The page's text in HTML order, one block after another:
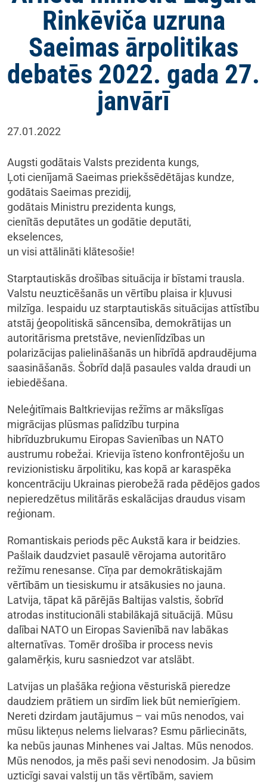
Rinkēviča uzruna
Saeimas ārpolitikas
debatēs 2022. gada 27.
janvārī
27.01.2022
Augsti godātais Valsts prezidenta kungs,
Ļoti cienījamā Saeimas priekšsēdētājas kundze,
godātais Saeimas prezidij,
godātais Ministru prezidenta kungs,
cienītās deputātes un godātie deputāti,
ekselences,
un visi attālināti klātesošie!
Starptautiskās drošības situācija ir bīstami trausla.
Valstu neuzticēšanās un vērtību plaisa ir kļuvusi
milzīga. Iespaidu uz starptautiskās situācijas attīstību
atstāj ģeopolitiskā sāncensība, demokrātijas un
autoritārisma pretstāve, nevienlīdzības un
polarizācijas palielināšanās un hibrīdā apdraudējuma
saasināšanās. Šobrīd daļā pasaules valda draudi un
iebiedēšana.
Neleģitīmais Baltkrievijas režīms ar mākslīgas
migrācijas plūsmas palīdzību turpina
hibrīduzbrukumu Eiropas Savienības un NATO
austrumu robežai. Krievija īsteno konfrontējošu un
revizionistisku ārpolitiku, kas kopā ar karaspēka
koncentrāciju Ukrainas pierobežā rada pēdējos gados
nepieredzētus militārās eskalācijas draudus visam
reģionam.
Romantiskais periods pēc Aukstā kara ir beidzies.
Pašlaik daudzviet pasaulē vērojama autoritāro
režīmu renesanse. Cīņa par demokrātiskajām
vērtībām un tiesiskumu ir atsākusies no jauna.
Latvija, tāpat kā pārējās Baltijas valstis, šobrīd
atrodas institucionāli stabilākajā situācijā. Mūsu
dalībai NATO un Eiropas Savienībā nav labākas
alternatīvas. Tomēr drošība ir process nevis
galamērķis, kuru sasniedzot var atslābt.
Latvijas un plašāka reģiona vēsturiskā pieredze
daudziem prātiem un sirdīm liek būt nemierīgiem.
Nereti dzirdam jautājumus – vai mūs nenodos, vai
mūsu likteņus nelems lielvaras? Esmu pārliecināts,
ka nebūs jaunas Minhenes vai Jaltas. Mūs nenodos.
Mūs nenodos, ja mēs paši sevi nenodosim. Ja būsim
uzticīgi savai valstij un tās vērtībām, saviem